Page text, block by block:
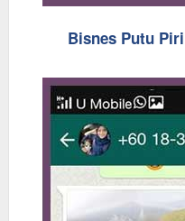
Bisnes Putu